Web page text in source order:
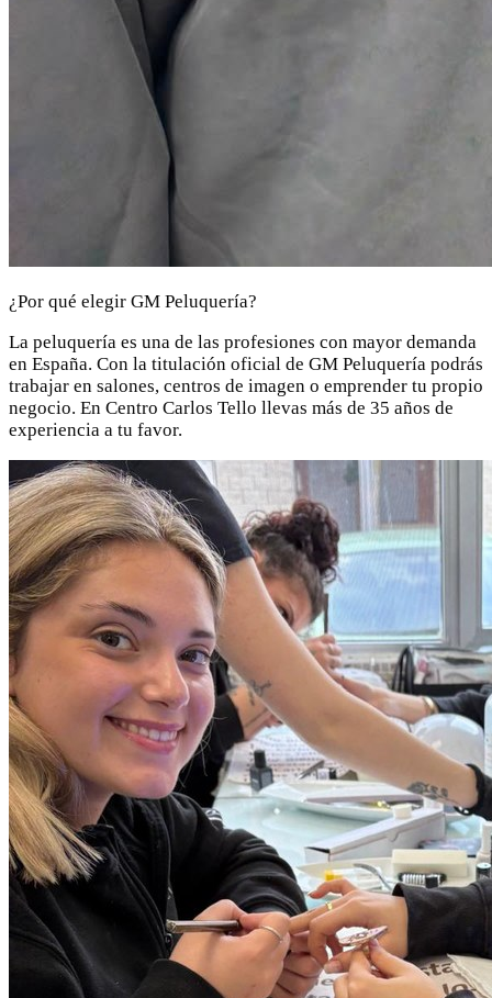
¿Por qué elegir GM Peluquería?
La peluquería es una de las profesiones con mayor demanda
en España. Con la titulación oficial de GM Peluquería podrás
trabajar en salones, centros de imagen o emprender tu propio
negocio. En Centro Carlos Tello llevas más de 35 años de
experiencia a tu favor.